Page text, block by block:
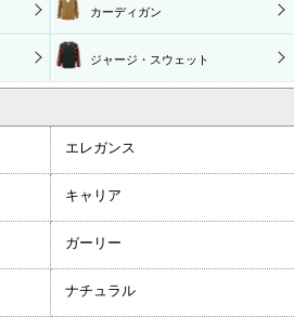
カーディガン
ジャージ・スウェット
エレガンス
キャリア
ガーリー
ナチュラル